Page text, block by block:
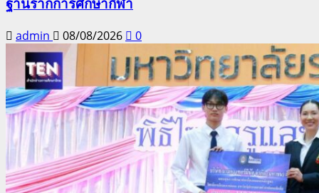
admin 08/08/2026 0